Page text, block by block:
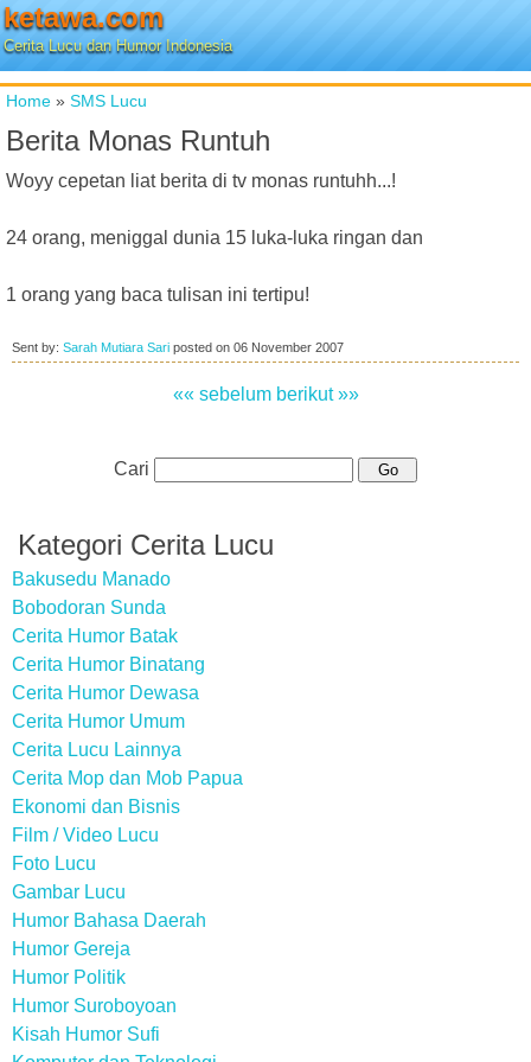
ketawa.com
Cerita Lucu dan Humor Indonesia
Home » SMS Lucu
Berita Monas Runtuh
Woyy cepetan liat berita di tv monas runtuhh...!
24 orang, meniggal dunia 15 luka-luka ringan dan
1 orang yang baca tulisan ini tertipu!
Sent by: Sarah Mutiara Sari posted on 06 November 2007
«« sebelum berikut »»
Cari
Kategori Cerita Lucu
Bakusedu Manado
Bobodoran Sunda
Cerita Humor Batak
Cerita Humor Binatang
Cerita Humor Dewasa
Cerita Humor Umum
Cerita Lucu Lainnya
Cerita Mop dan Mob Papua
Ekonomi dan Bisnis
Film / Video Lucu
Foto Lucu
Gambar Lucu
Humor Bahasa Daerah
Humor Gereja
Humor Politik
Humor Suroboyoan
Kisah Humor Sufi